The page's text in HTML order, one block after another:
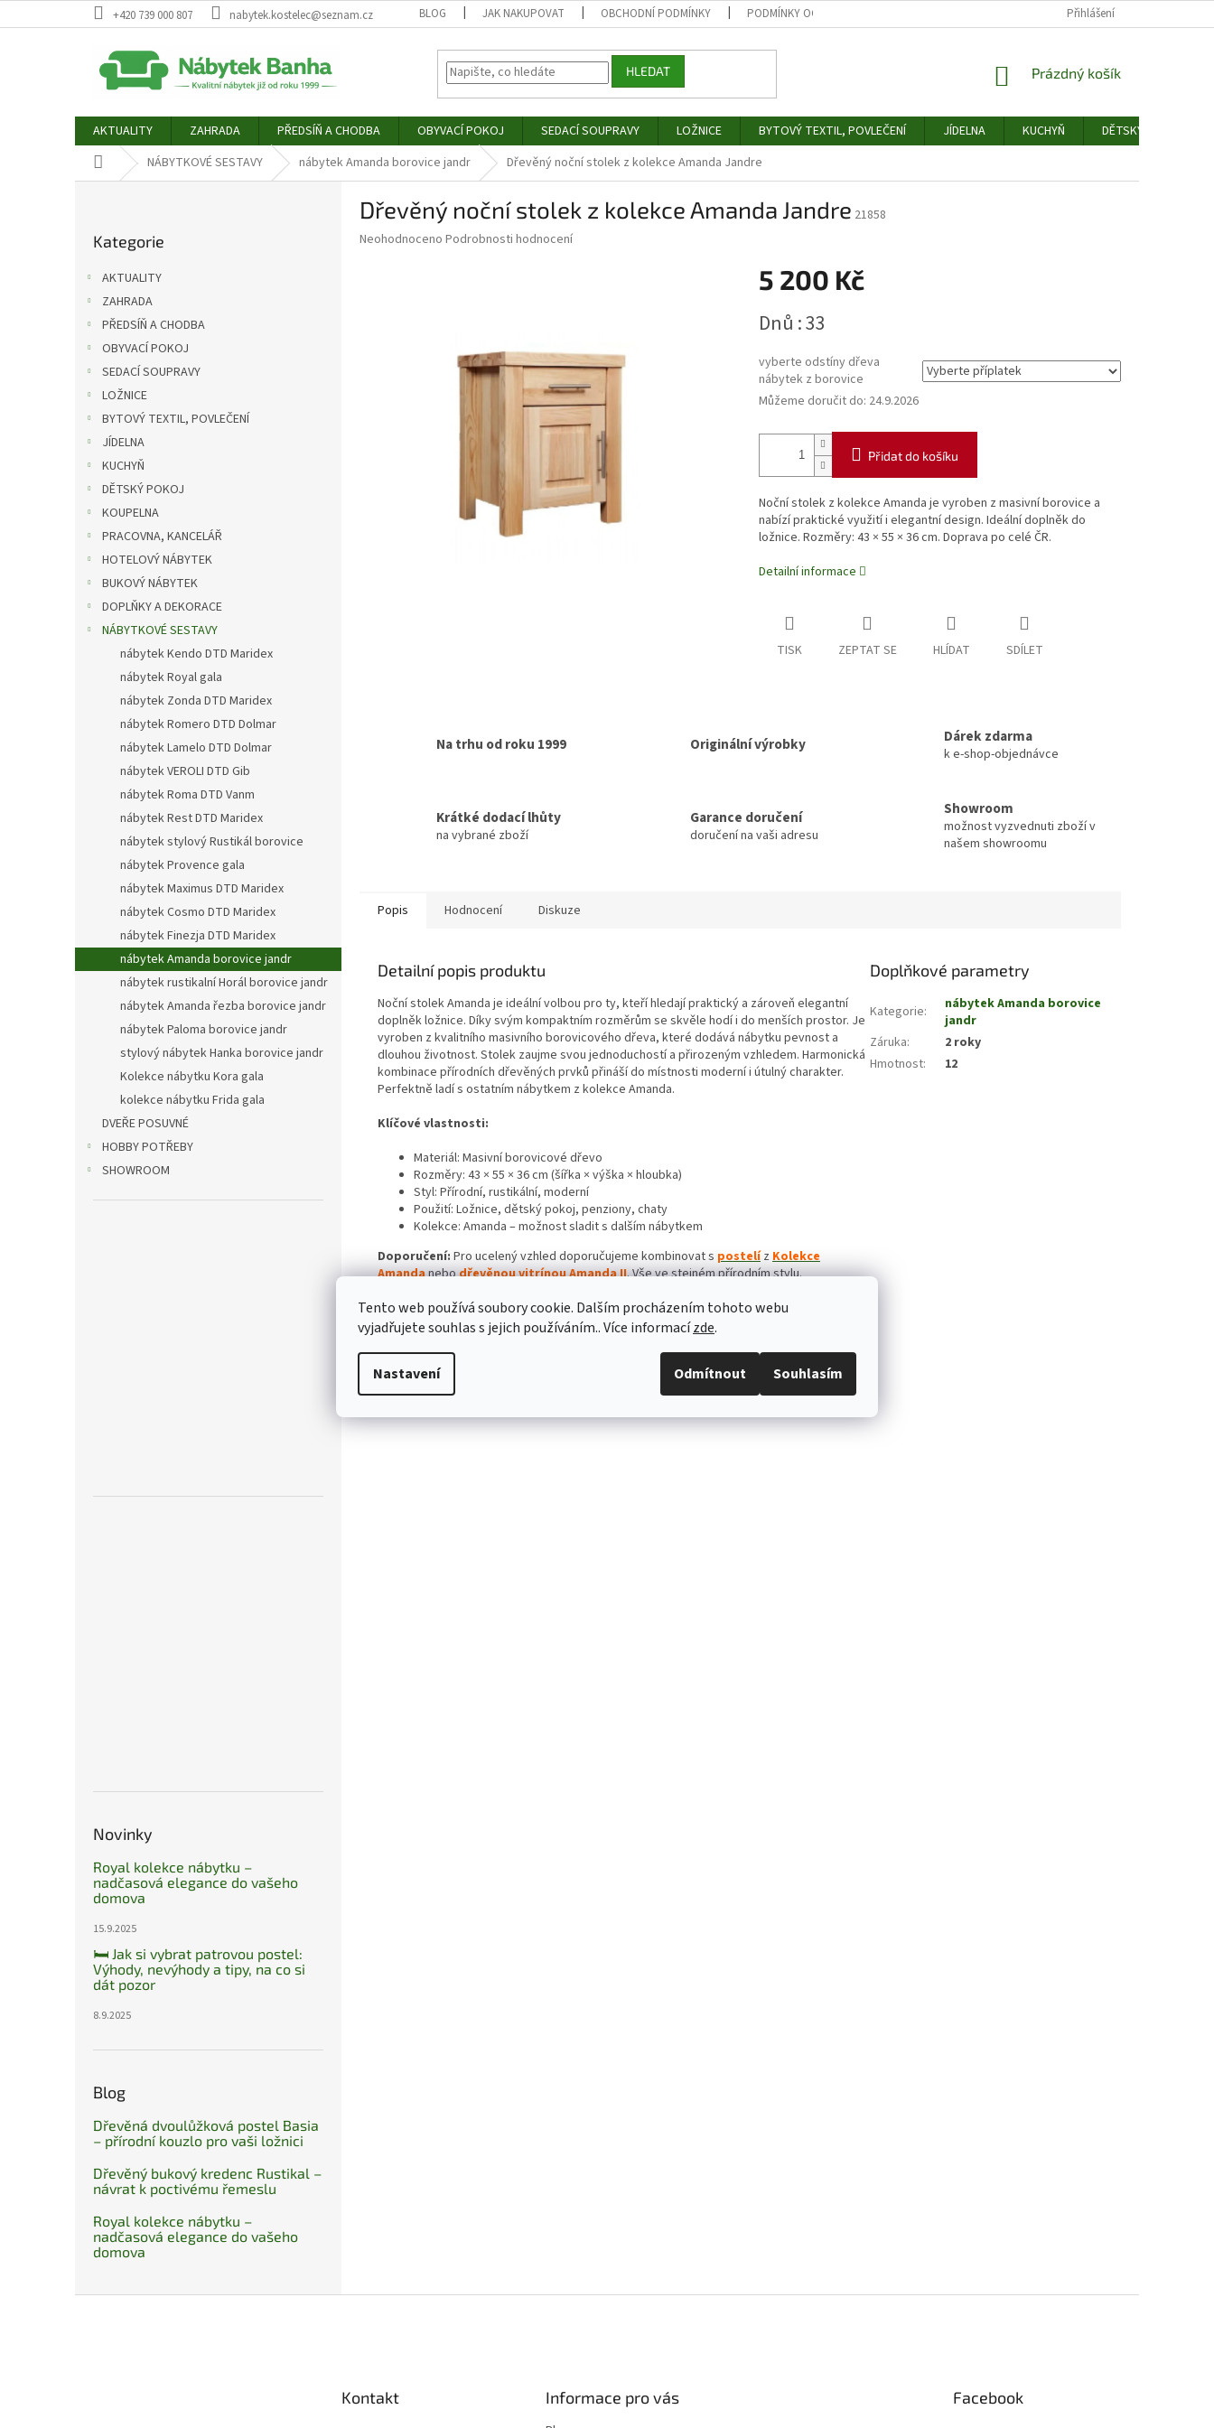
Tento web používá soubory cookie. Dalším procházením tohoto webu
vyjadřujete souhlas s jejich používáním.. Více informacízde.
Nastavení Odmítnout Souhlasím
na
+420 739 000 807 nabytek.kostelec@seznam.cz BLOG JAK NAKUPOVAT OBCHODNÍ PODMÍNKY PODMÍNKY OCHRANY OSOBNÍCH ÚDAJŮ ODSTOUPENÍ OD SMLOUVY
Přihlášení
HLEDAT
NÁKUPNÍ
Prázdný košík
AKTUALITY ZAHRADA PŘEDSÍŇ A CHODBA OBYVACÍ POKOJ SEDACÍ SOUPRAVY LOŽNICE BYTOVÝ TEXTIL, POVLEČENÍ JÍDELNA KUCHYŇ
DĚTSKÝ POKOJ
Domů NÁBYTKOVÉ SESTAVY nábytek Amanda borovice jandr Dřevěný noční stolek z kolekce Amanda Jandre
kategorie
Kategorie
AKTUALITY
ZAHRADA
PŘEDSÍŇ A CHODBA
OBYVACÍ POKOJ
SEDACÍ SOUPRAVY
LOŽNICE
BYTOVÝ TEXTIL, POVLEČENÍ
JÍDELNA
KUCHYŇ
DĚTSKÝ POKOJ
KOUPELNA
PRACOVNA, KANCELÁŘ
HOTELOVÝ NÁBYTEK
BUKOVÝ NÁBYTEK
DOPLŇKY A DEKORACE
NÁBYTKOVÉ SESTAVY
nábytek Kendo DTD Maridex
nábytek Royal gala
nábytek Zonda DTD Maridex
nábytek Romero DTD Dolmar
nábytek Lamelo DTD Dolmar
nábytek VEROLI DTD Gib
nábytek Roma DTD Vanm
nábytek Rest DTD Maridex
nábytek stylový Rustikál borovice
nábytek Provence gala
nábytek Maximus DTD Maridex
nábytek Cosmo DTD Maridex
nábytek Finezja DTD Maridex
nábytek Amanda borovice jandr
nábytek rustikalní Horál borovice jandr
nábytek Amanda řezba borovice jandr
nábytek Paloma borovice jandr
stylový nábytek Hanka borovice jandr
Kolekce nábytku Kora gala
kolekce nábytku Frida gala
DVEŘE POSUVNÉ
HOBBY POTŘEBY
SHOWROOM
Novinky
Royal kolekce nábytku –
nadčasová elegance do vašeho
domova
15.9.2025
🛏️ Jak si vybrat patrovou postel:
Výhody, nevýhody a tipy, na co si
dát pozor
8.9.2025
Blog
Dřevěná dvoulůžková postel Basia
– přírodní kouzlo pro vaši ložnici
Dřevěný bukový kredenc Rustikal –
návrat k poctivému řemeslu
Royal kolekce nábytku –
nadčasová elegance do vašeho
domova
Dřevěný noční stolek z kolekce Amanda Jandre 21858
Průměrné
Neohodnoceno Podrobnosti hodnocení
5 200 Kč
cena:
Dnů : 33
vyberte odstíny dřeva
nábytek z borovice
Můžeme doručit do: 24.9.2026
Přidat do košíku
Noční stolek z kolekce Amanda je vyroben z masivní borovice a
nabízí praktické využití i elegantní design. Ideální doplněk do
ložnice. Rozměry: 43 × 55 × 36 cm. Doprava po celé ČR.
Detailní informace
TISK ZEPTAT SE HLÍDAT SDÍLET
Na trhu od roku 1999 Originální výrobky Dárek zdarma
k e-shop-objednávce
Krátké dodací lhůty
na vybrané zboží
Garance doručení
doručení na vaši adresu
Showroom
možnost vyzvednuti zboží v
našem showroomu
Popis Hodnocení Diskuze
Detailní popis produktu
Noční stolek Amanda je ideální volbou pro ty, kteří hledají praktický a zároveň elegantní
doplněk ložnice. Díky svým kompaktním rozměrům se skvěle hodí i do menších prostor. Je
vyroben z kvalitního masivního borovicového dřeva, které dodává nábytku pevnost a
dlouhou životnost. Stolek zaujme svou jednoduchostí a přirozeným vzhledem. Harmonická
kombinace přírodních dřevěných prvků přináší do místnosti moderní i útulný charakter.
Perfektně ladí s ostatním nábytkem z kolekce Amanda.
Klíčové vlastnosti:
Materiál: Masivní borovicové dřevo
Rozměry: 43 × 55 × 36 cm (šířka × výška × hloubka)
Styl: Přírodní, rustikální, moderní
Použití: Ložnice, dětský pokoj, penziony, chaty
Kolekce: Amanda – možnost sladit s dalším nábytkem
Doporučení: Pro ucelený vzhled doporučujeme kombinovat s postelízKolekce
Amandanebodřevěnou vitrínou Amanda II. Vše ve stejném přírodním stylu.
Poznámka:Barvy na fotografiích se mohou mírně lišit v závislosti na nastavení monitoru a
světelných podmínkách. Každý kus je originál díky přirozené kresbě dřeva. Dodáváno v
Doprava:Zajišťujeme dopravu smluvním přepravcem po celé České republice.
Doplňkové parametry
Kategorie:
nábytek Amanda borovice
jandr
Záruka:
2 roky
Hmotnost: 12
Kontakt Informace pro vás Facebook